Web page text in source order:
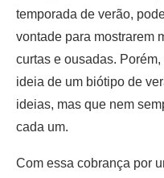
temporada de verão,
vontade para mostrarem
curtas e ousadas.
ideia de um biótipo de
ideias, mas que nem
cada um.
Com essa cobrança por